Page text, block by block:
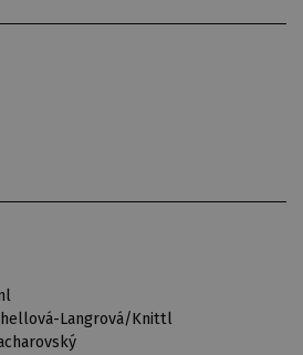
Langrová/Knittl